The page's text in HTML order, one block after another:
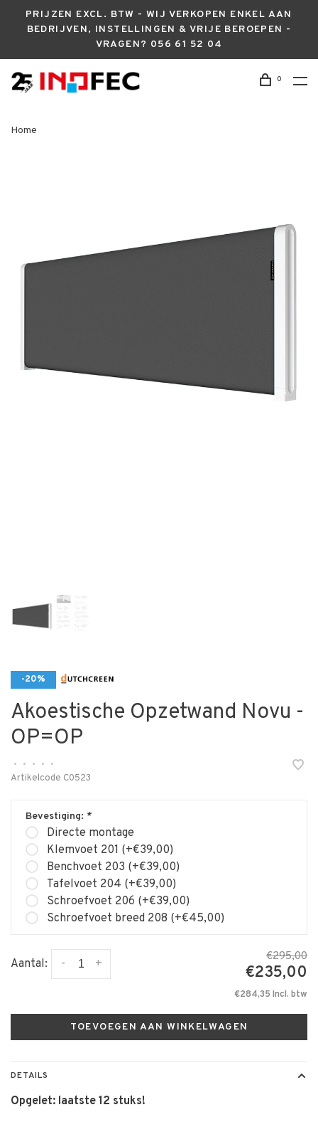
PRIJZEN EXCL. BTW - WIJ VERKOPEN ENKEL AAN
BEDRIJVEN, INSTELLINGEN & VRIJE BEROEPEN -
VRAGEN? 056 61 52 04
0
Home
-20%
Akoestische Opzetwand Novu -
OP=OP
• • • •
•
Artikelcode C0523
Bevestiging: *
Directe montage
Klemvoet 201 (+€39,00)
Benchvoet 203 (+€39,00)
Tafelvoet 204 (+€39,00)
Schroefvoet 206 (+€39,00)
Schroefvoet breed 208 (+€45,00)
Aantal: +
-
€295,00
€235,00
€284,35 Incl. btw
TOEVOEGEN AAN WINKELWAGEN
DETAILS
Opgelet: laatste 12 stuks!